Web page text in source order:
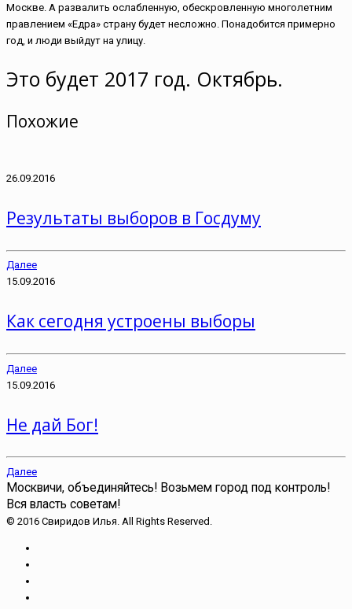
Москве. А развалить ослабленную, обескровленную многолетним
правлением «Едра» страну будет несложно. Понадобится примерно
год, и люди выйдут на улицу.
Это будет 2017 год. Октябрь.
Похожие
26.09.2016
Результаты выборов в Госдуму
Далее
15.09.2016
Как сегодня устроены выборы
Далее
15.09.2016
Не дай Бог!
Далее
Москвичи, объединяйтесь! Возьмем город под контроль!
Вся власть советам!
© 2016 Свиридов Илья. All Rights Reserved.